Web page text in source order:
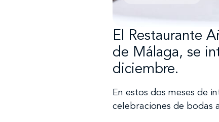
El Restaurante
de Málaga, se
diciembre.
En estos dos meses de
celebraciones de bodas